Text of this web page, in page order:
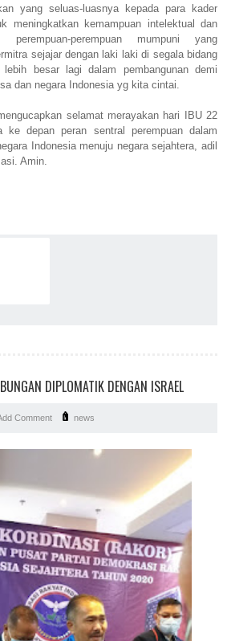
yang seluas-luasnya kepada para kader
meningkatkan kemampuan intelektual dan
perempuan-perempuan mumpuni yang
sejajar dengan laki laki di segala bidang
besar lagi dalam pembangunan demi
dan negara Indonesia yg kita cintai.
selamat merayakan hari IBU 22
ke depan peran sentral perempuan dalam
Indonesia menuju negara sejahtera, adil
Amin.
DIPLOMATIK DENGAN ISRAEL
Comment news